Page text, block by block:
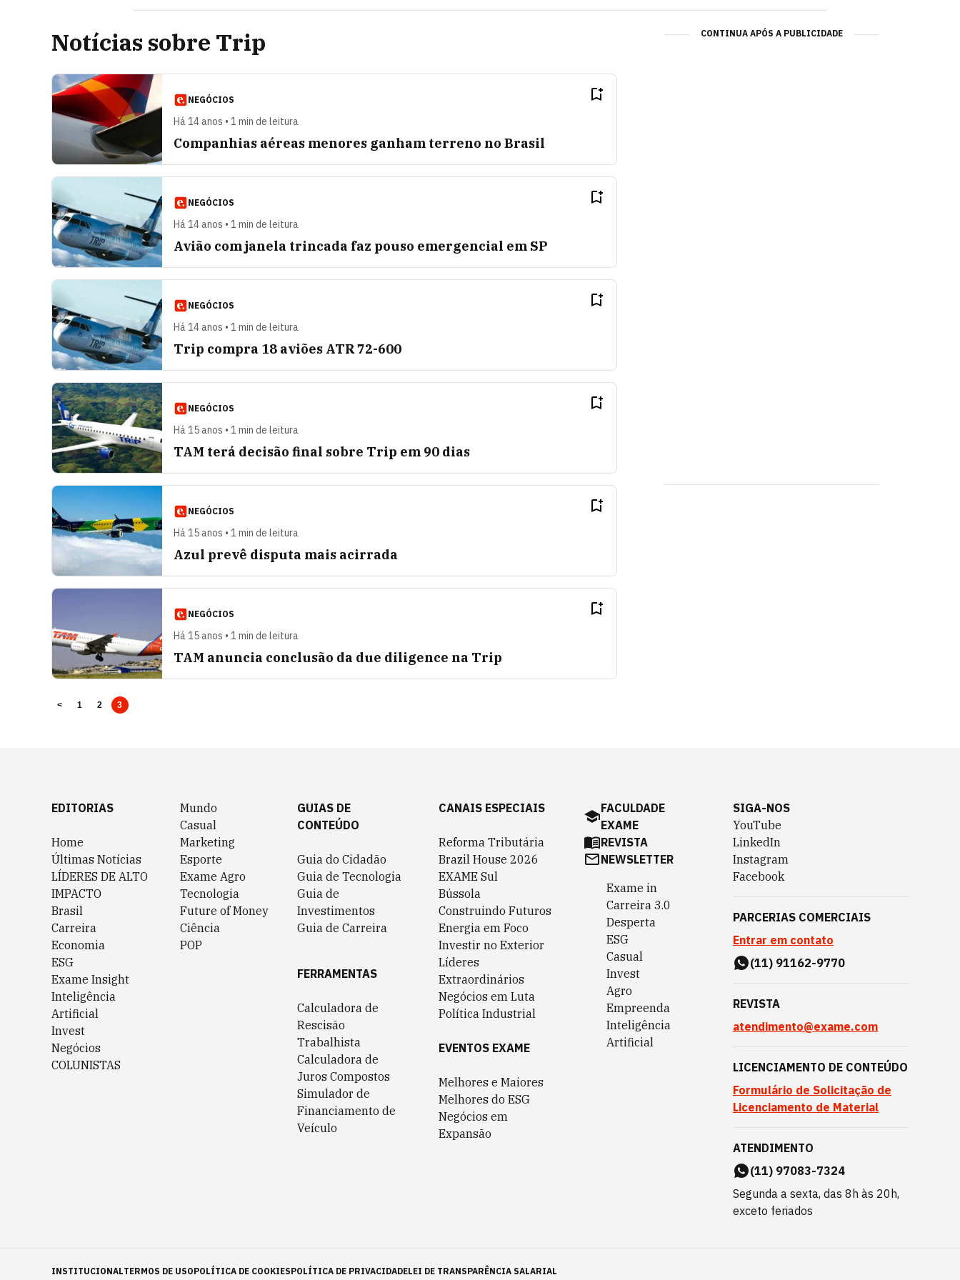
Notícias sobre Trip
NEGÓCIOS
Há 14 anos • 1 min de leitura
Companhias aéreas menores ganham terreno no Brasil
NEGÓCIOS
Há 14 anos • 1 min de leitura
Avião com janela trincada faz pouso emergencial em SP
NEGÓCIOS
Há 14 anos • 1 min de leitura
Trip compra 18 aviões ATR 72-600
NEGÓCIOS
Há 15 anos • 1 min de leitura
TAM terá decisão final sobre Trip em 90 dias
NEGÓCIOS
Há 15 anos • 1 min de leitura
Azul prevê disputa mais acirrada
NEGÓCIOS
Há 15 anos • 1 min de leitura
TAM anuncia conclusão da due diligence na Trip
CONTINUA APÓS A PUBLICIDADE
< 1 2 3
EDITORIAS
Home
Últimas Notícias
LÍDERES DE ALTO
IMPACTO
Brasil
Carreira
Economia
ESG
Exame Insight
Inteligência
Artificial
Invest
Negócios
COLUNISTAS
Mundo
Casual
Marketing
Esporte
Exame Agro
Tecnologia
Future of Money
Ciência
POP
GUIAS DE
CONTEÚDO
Guia do Cidadão
Guia de Tecnologia
Guia de
Investimentos
Guia de Carreira
FERRAMENTAS
Calculadora de
Rescisão
Trabalhista
Calculadora de
Juros Compostos
Simulador de
Financiamento de
Veículo
CANAIS ESPECIAIS
Reforma Tributária
Brazil House 2026
EXAME Sul
Bússola
Construindo Futuros
Energia em Foco
Investir no Exterior
Líderes
Extraordinários
Negócios em Luta
Política Industrial
EVENTOS EXAME
Melhores e Maiores
Melhores do ESG
Negócios em
Expansão
FACULDADE
EXAME
REVISTA
NEWSLETTER
Exame in
Carreira 3.0
Desperta
ESG
Casual
Invest
Agro
Empreenda
Inteligência
Artificial
SIGA-NOS
YouTube
LinkedIn
Instagram
Facebook
PARCERIAS COMERCIAIS
Entrar em contato
(11) 91162-9770
REVISTA
atendimento@exame.com
LICENCIAMENTO DE CONTEÚDO
Formulário de Solicitação de
Licenciamento de Material
ATENDIMENTO
(11) 97083-7324
Segunda a sexta, das 8h às 20h,
exceto feriados
INSTITUCIONALTERMOS DE USOPOLÍTICA DE COOKIESPOLÍTICA DE PRIVACIDADELEI DE TRANSPARÊNCIA SALARIAL